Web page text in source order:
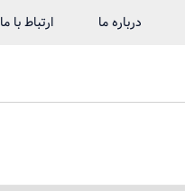
درباره ما ارتباط با ما